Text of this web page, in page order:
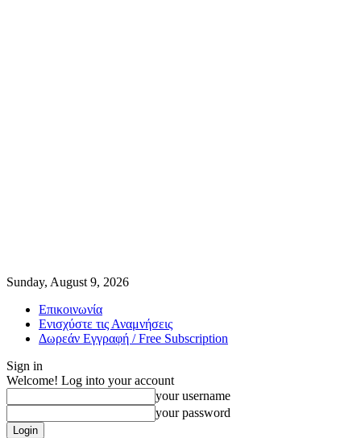
Sunday, August 9, 2026
Επικοινωνία
Ενισχύστε τις Αναμνήσεις
Δωρεάν Εγγραφή / Free Subscription
Sign in
Welcome! Log into your account
your username
your password